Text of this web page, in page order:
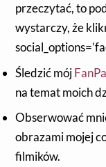
przeczytać, to
wystarczy, że
Śledzić mój
na temat moich
Obserwować
obrazami mojej
filmików.